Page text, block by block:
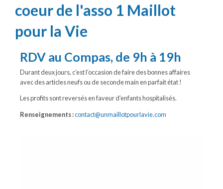
coeur de l'asso 1 Maillot
pour la Vie
RDV au Compas, de 9h à 19h
Durant deux jours, c’est l’occasion de faire des bonnes affaires
avec des articles neufs ou de seconde main en parfait état !
Les profits sont reversés en faveur d’enfants hospitalisés.
Renseignements :contact@unmaillotpourlavie.com